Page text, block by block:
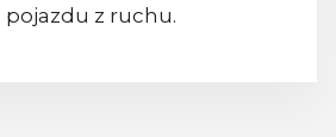
z ruchu.